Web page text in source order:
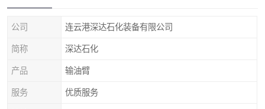
公司 连云港深达石化装备有限公司
简称 深达石化
产品 输油臂
服务 优质服务